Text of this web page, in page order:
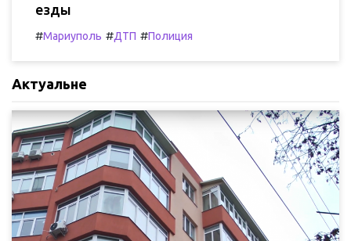
езды
#Мариуполь #ДТП #Полиция
Актуальне